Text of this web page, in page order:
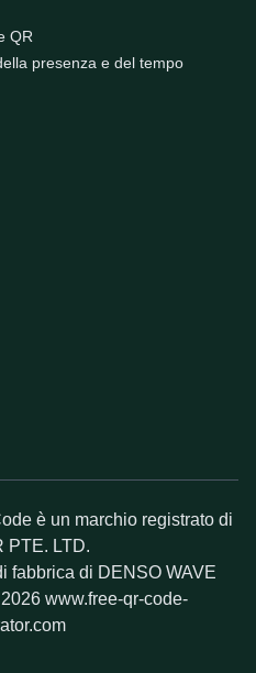
QR
presenza e del tempo
è un marchio registrato di
PTE. LTD.
fabbrica di DENSO WAVE
www.free-qr-code-